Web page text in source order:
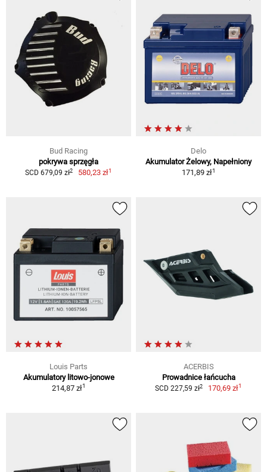
Bud Racing
pokrywa sprzęgła
SCD 679,09 zł2 580,23 zł1
Delo
Akumulator Żelowy, Napełniony
171,89 zł1
Louis Parts
Akumulatory litowo-jonowe
214,87 zł1
ACERBIS
Prowadnice łańcucha
SCD 227,59 zł2 170,69 zł1